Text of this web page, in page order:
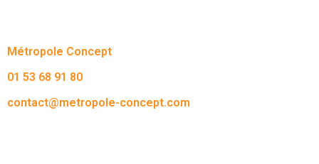
Métropole Concept
01 53 68 91 80
contact@metropole-concept.com